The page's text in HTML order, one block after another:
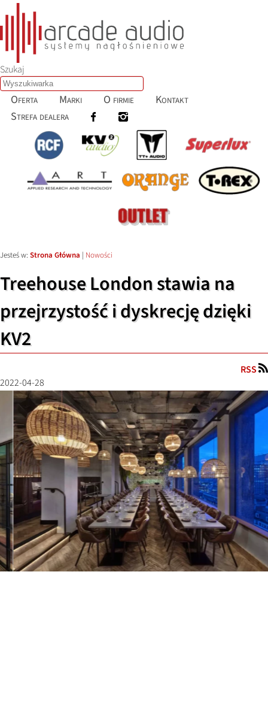
Szukaj
Oferta Marki O firmie
Kontakt
Strefa dealera
Jesteś w: Strona Główna | Nowości
Treehouse London stawia na
przejrzystość i dyskrecję dzięki
KV2
RSS
2022-04-28